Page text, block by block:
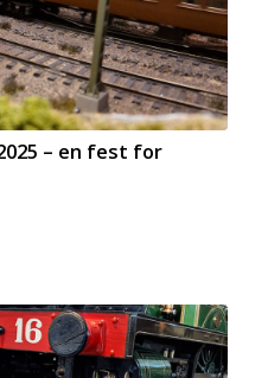
– en fest for